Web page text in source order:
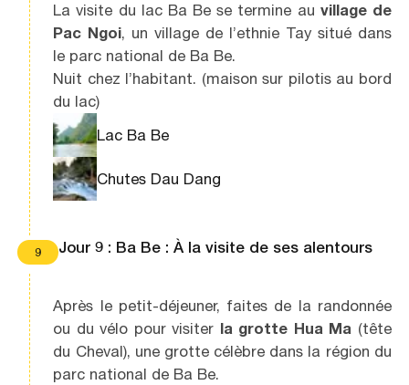
La visite du lac Ba Be se termine au village de
Pac Ngoi, un village de l’ethnie Tay situé dans
le parc national de Ba Be.
Nuit chez l’habitant. (maison sur pilotis au bord
du lac)
Lac Ba Be
Chutes Dau Dang
9 Jour 9 : Ba Be : À la visite de ses alentours
Après le petit-déjeuner, faites de la randonnée
ou du vélo pour visiter la grotte Hua Ma (tête
du Cheval), une grotte célèbre dans la région du
parc national de Ba Be.